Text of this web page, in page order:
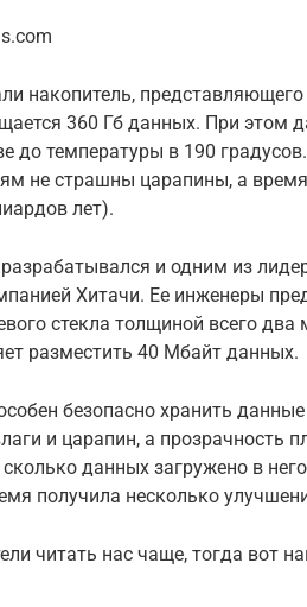
накопитель,
360 Гб данных. При этом
до температуры в 190
не страшны царапины, а
лет).
и одним из
Хитачи. Ее инженеры
стекла толщиной всего
разместить 40 Мбайт данных.
безопасно хранить
и царапин, а прозрачность
сколько данных загружено в
получила несколько
читать нас чаще, тогда вот